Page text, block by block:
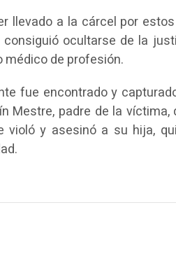
llevado a la cárcel por
ocultarse de la
médico de profesión.
fue encontrado y
Mestre, padre de la
violó y asesinó a su hija,